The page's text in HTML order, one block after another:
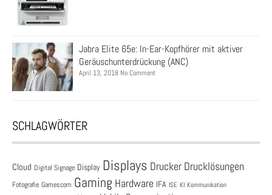
Jabra Elite 65e: In-Ear-Kopfhörer mit aktiver
Geräuschunterdrückung (ANC)
April 13, 2018 No Comment
SCHLAGWÖRTER
Cloud Digital Signage Display Displays Drucker Drucklösungen
Fotografie Gamescom Gaming Hardware IFA ISE KI Kommunikation